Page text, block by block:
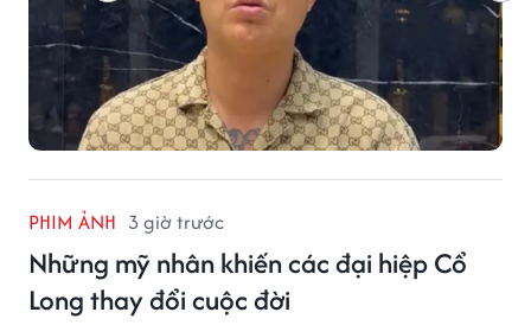
PHIM ẢNH 3 giờ trước
Những mỹ nhân khiến các đại hiệp Cổ
Long thay đổi cuộc đời